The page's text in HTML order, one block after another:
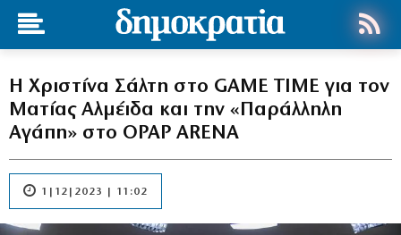
H Χριστίνα Σάλτη στο GAME TIME για τον
Ματίας Αλμέιδα και την «Παράλληλη
Αγάπη» στο OPAP ARENA
1|12|2023 | 11:02